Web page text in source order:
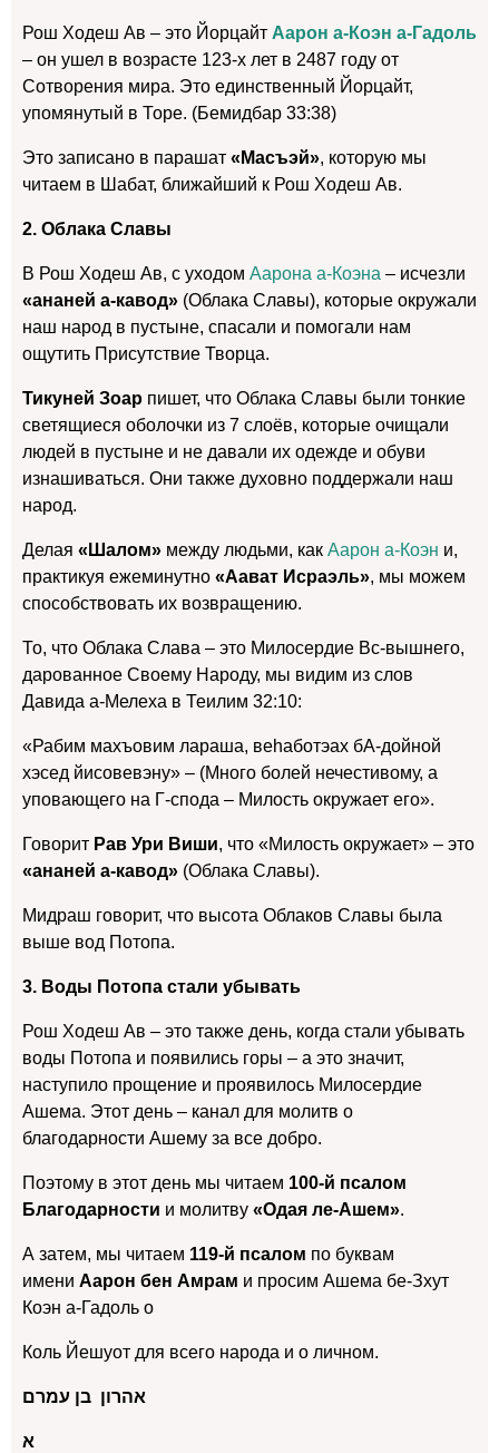
Рош Ходеш Ав – это Йорцайт Аарон а-Коэн а-Гадоль
– он ушел в возрасте 123-х лет в 2487 году от
Сотворения мира. Это единственный Йорцайт,
упомянутый в Торе. (Бемидбар 33:38)
Это записано в парашат «Масъэй», которую мы
читаем в Шабат, ближайший к Рош Ходеш Ав.
2. Облака Славы
В Рош Ходеш Ав, с уходом Аарона а-Коэна – исчезли
«ананей а-кавод» (Облака Славы), которые окружали
наш народ в пустыне, спасали и помогали нам
ощутить Присутствие Творца.
Тикуней Зоар пишет, что Облака Славы были тонкие
светящиеся оболочки из 7 слоёв, которые очищали
людей в пустыне и не давали их одежде и обуви
изнашиваться. Они также духовно поддержали наш
народ.
Делая «Шалом» между людьми, как Аарон а-Коэн и,
практикуя ежеминутно «Аават Исраэль», мы можем
способствовать их возвращению.
То, что Облака Слава – это Милосердие Вс-вышнего,
дарованное Своему Народу, мы видим из слов
Давида а-Мелеха в Теилим 32:10:
«Рабим махъовим лараша, веhаботэах бА-дойной
хэсед йисовевэну» – (Много болей нечестивому, а
уповающего на Г-спода – Милость окружает его».
Говорит Рав Ури Виши, что «Милость окружает» – это
«ананей а-кавод» (Облака Славы).
Мидраш говорит, что высота Облаков Славы была
выше вод Потопа.
3. Воды Потопа стали убывать
Рош Ходеш Ав – это также день, когда стали убывать
воды Потопа и появились горы – а это значит,
наступило прощение и проявилось Милосердие
Ашема. Этот день – канал для молитв о
благодарности Ашему за все добро.
Поэтому в этот день мы читаем 100-й псалом
Благодарности и молитву «Одая ле-Ашем».
А затем, мы читаем 119-й псалом по буквам
имени Аарон бен Амрам и просим Ашема бе-Зхут
Коэн а-Гадоль о
Коль Йешуот для всего народа и о личном.
אהרון בן עמרם
א